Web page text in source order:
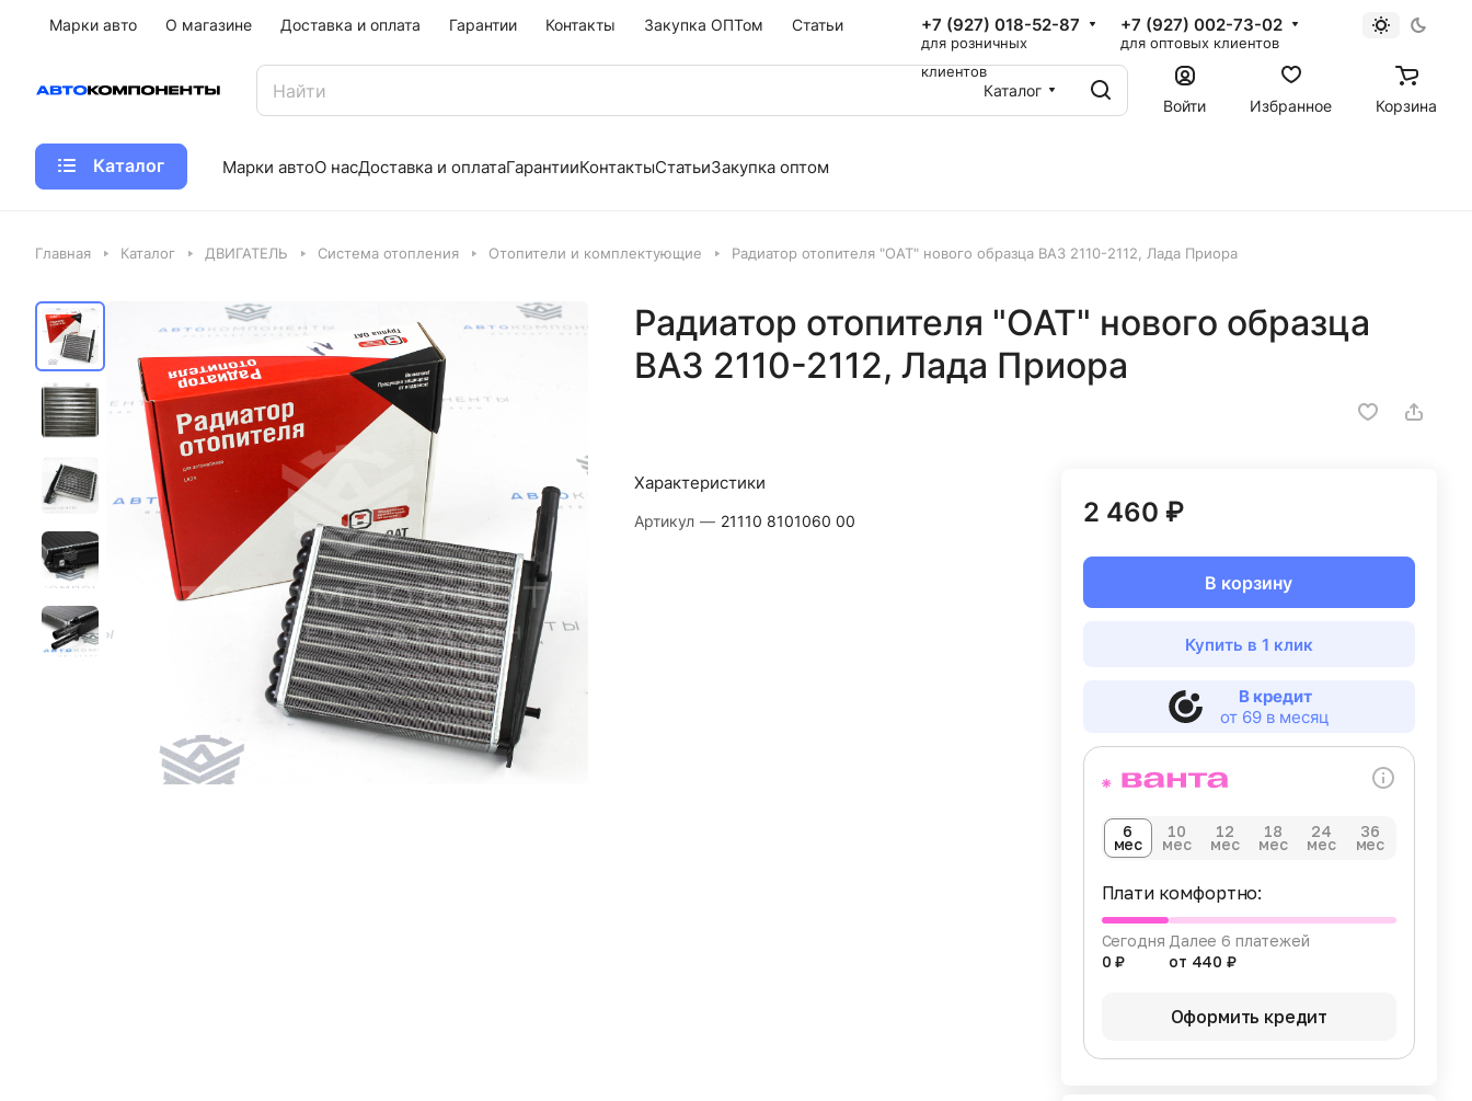
Марки авто О магазине Доставка и оплата Гарантии Контакты Закупка ОПТом Статьи +7 (927) 018-52-87
для розничных
клиентов
+7 (927) 002-73-02
для оптовых клиентов
Каталог
Войти
Избранное Корзина
Каталог Марки автоО насДоставка и оплатаГарантииКонтактыСтатьиЗакупка оптом
Главная Каталог ДВИГАТЕЛЬ Система отопления Отопители и комплектующие Радиатор отопителя "ОАТ" нового образца ВАЗ 2110-2112, Лада Приора
Радиатор отопителя "ОАТ" нового образца
ВАЗ 2110-2112, Лада Приора
Характеристики
Артикул — 21110 8101060 00 2 460 ₽
В корзину
Купить в 1 клик
В кредит
от 69 в месяц
6
мес
10
мес
12
мес
18
мес
24
мес
36
мес
Плати комфортно:
Сегодня
0 ₽
Далее 6 платежей
от 440 ₽
Оформить кредит